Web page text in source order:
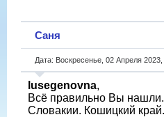
Саня
Дата: Воскресенье, 02 Апреля
lusegenovna,
Всё правильно Вы
Словакии. Кошицкий край.